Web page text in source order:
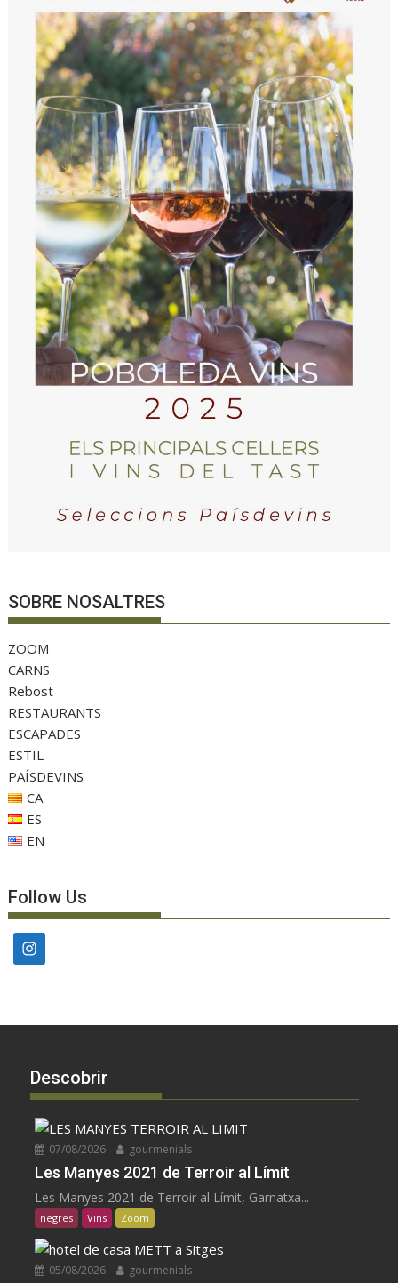
SOBRE NOSALTRES
ZOOM
CARNS
Rebost
RESTAURANTS
ESCAPADES
ESTIL
PAÍSDEVINS
CA
ES
EN
Follow Us
Descobrir
07/08/2026 gourmenials
Les Manyes 2021 de Terroir al Límit
Les Manyes 2021 de Terroir al Límit, Garnatxa...
negres Vins Zoom
05/08/2026 gourmenials